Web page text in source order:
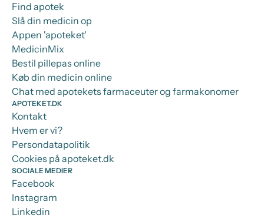
Find apotek
Slå din medicin op
Appen 'apoteket'
MedicinMix
Bestil pillepas online
Køb din medicin online
Chat med apotekets farmaceuter og farmakonomer
APOTEKET.DK
Kontakt
Hvem er vi?
Persondatapolitik
Cookies på apoteket.dk
SOCIALE MEDIER
Facebook
Instagram
Linkedin